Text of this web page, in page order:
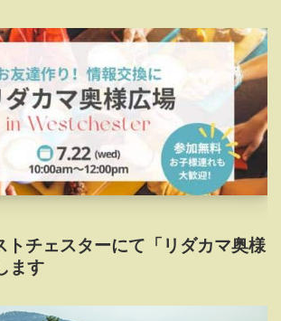
トチェスターにて「リダカマ奥様
ます